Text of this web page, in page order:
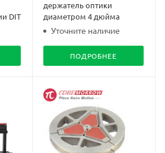
DIT
держатель оптики
диаметром 4 дюйма
Уточните наличие
ПОДРОБНЕЕ